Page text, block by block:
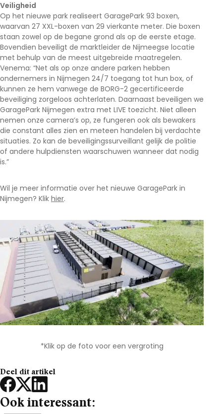
Veiligheid
Op het nieuwe park realiseert GaragePark 93 boxen,
waarvan 27 XXL-boxen van 29 vierkante meter. Die boxen
staan zowel op de begane grond als op de eerste etage.
Bovendien beveiligt de marktleider de Nijmeegse locatie
met behulp van de meest uitgebreide maatregelen.
Venema: “Net als op onze andere parken hebben
ondernemers in Nijmegen 24/7 toegang tot hun box, of
kunnen ze hem vanwege de BORG-2 gecertificeerde
beveiliging zorgeloos achterlaten. Daarnaast beveiligen we
GaragePark Nijmegen extra met LIVE toezicht. Niet alleen
nemen onze camera’s op, ze fungeren ook als bewakers
die constant alles zien en meteen handelen bij verdachte
situaties. Zo kan de beveiligingssurveillant gelijk de politie
of andere hulpdiensten waarschuwen wanneer dat nodig
is.”
Wil je meer informatie over het nieuwe GaragePark in
Nijmegen? Klik hier.
*Klik op de foto voor een vergroting
Deel dit artikel
Ook interessant: